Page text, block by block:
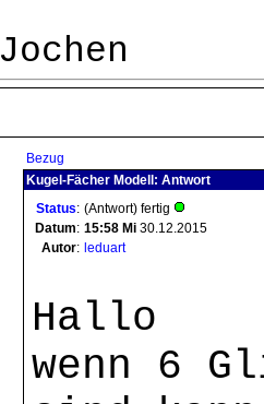
Jochen
Bezug
Kugel-Fächer Modell: Antwort
Status: (Antwort) fertig
Datum: 15:58 Mi 30.12.2015
Autor: leduart
Hallo
wenn 6